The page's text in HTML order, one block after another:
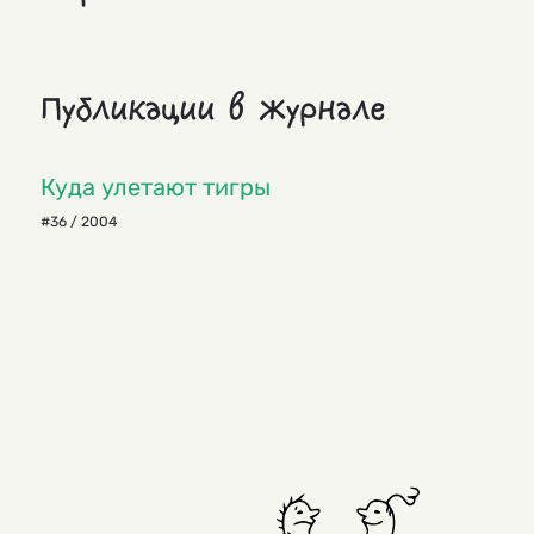
Публикации в журнале
Куда улетают тигры
#36 / 2004